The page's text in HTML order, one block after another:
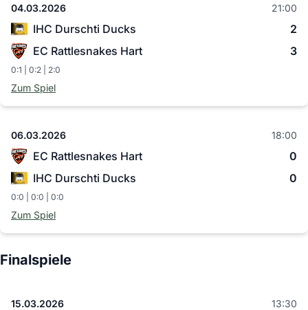
04.03.2026 21:00
IHC Durschti Ducks
2
EC Rattlesnakes Hart
3
0:1 | 0:2 | 2:0
Zum Spiel
06.03.2026 18:00
EC Rattlesnakes Hart
0
IHC Durschti Ducks
0
0:0 | 0:0 | 0:0
Zum Spiel
Finalspiele
15.03.2026 13:30